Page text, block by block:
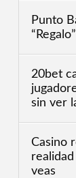
Punto
20bet
sin ver
Casino
veas